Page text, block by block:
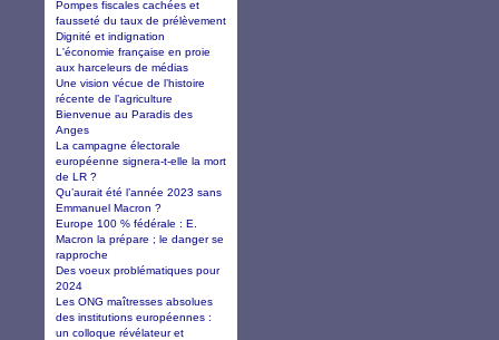
Pompes fiscales cachées et
fausseté du taux de prélèvement
Dignité et indignation
L'économie française en proie
aux harceleurs de médias
Une vision vécue de l’histoire
récente de l’agriculture
Bienvenue au Paradis des
Anges
La campagne électorale
européenne signera-t-elle la mort
de LR ?
Qu’aurait été l’année 2023 sans
Emmanuel Macron ?
Europe 100 % fédérale : E.
Macron la prépare ; le danger se
rapproche
Des voeux problématiques pour
2024
Les ONG maîtresses absolues
des institutions européennes :
un colloque révélateur et